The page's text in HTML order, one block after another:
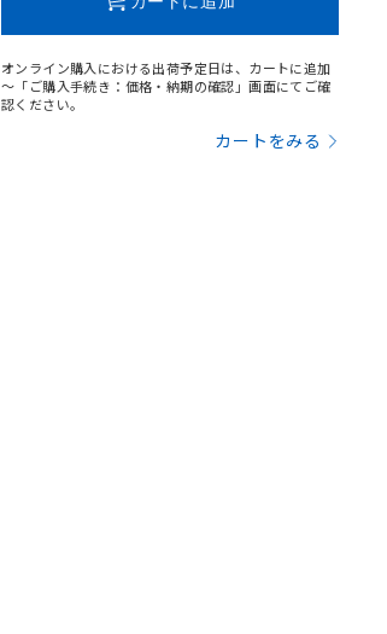
オンライン購入における出荷予定日は、カートに追加
～「ご購入手続き：価格・納期の確認」画面にてご確
認ください。
カートをみる